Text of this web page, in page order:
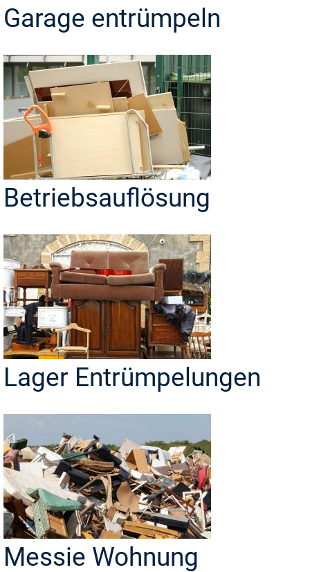
Garage entrümpeln
Betriebsauflösung
Lager Entrümpelungen
Messie Wohnung